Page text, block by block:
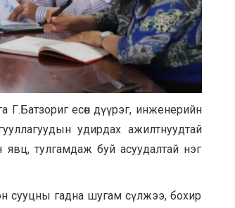
Г.Батзориг есөн дүүрэг, инженерийн
удирдах ажилтнуудтай
явц, тулгамдаж буй асуудалтай нэг
сууцны гадна шугам сүлжээ, бохир